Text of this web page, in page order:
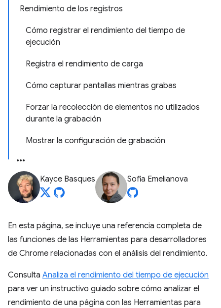
Rendimiento de los registros
Cómo registrar el rendimiento del tiempo de
ejecución
Registra el rendimiento de carga
Cómo capturar pantallas mientras grabas
Forzar la recolección de elementos no utilizados
durante la grabación
Mostrar la configuración de grabación
Kayce Basques Sofia Emelianova
En esta página, se incluye una referencia completa de
las funciones de las Herramientas para desarrolladores
de Chrome relacionadas con el análisis del rendimiento.
Consulta Analiza el rendimiento del tiempo de ejecución
para ver un instructivo guiado sobre cómo analizar el
rendimiento de una página con las Herramientas para